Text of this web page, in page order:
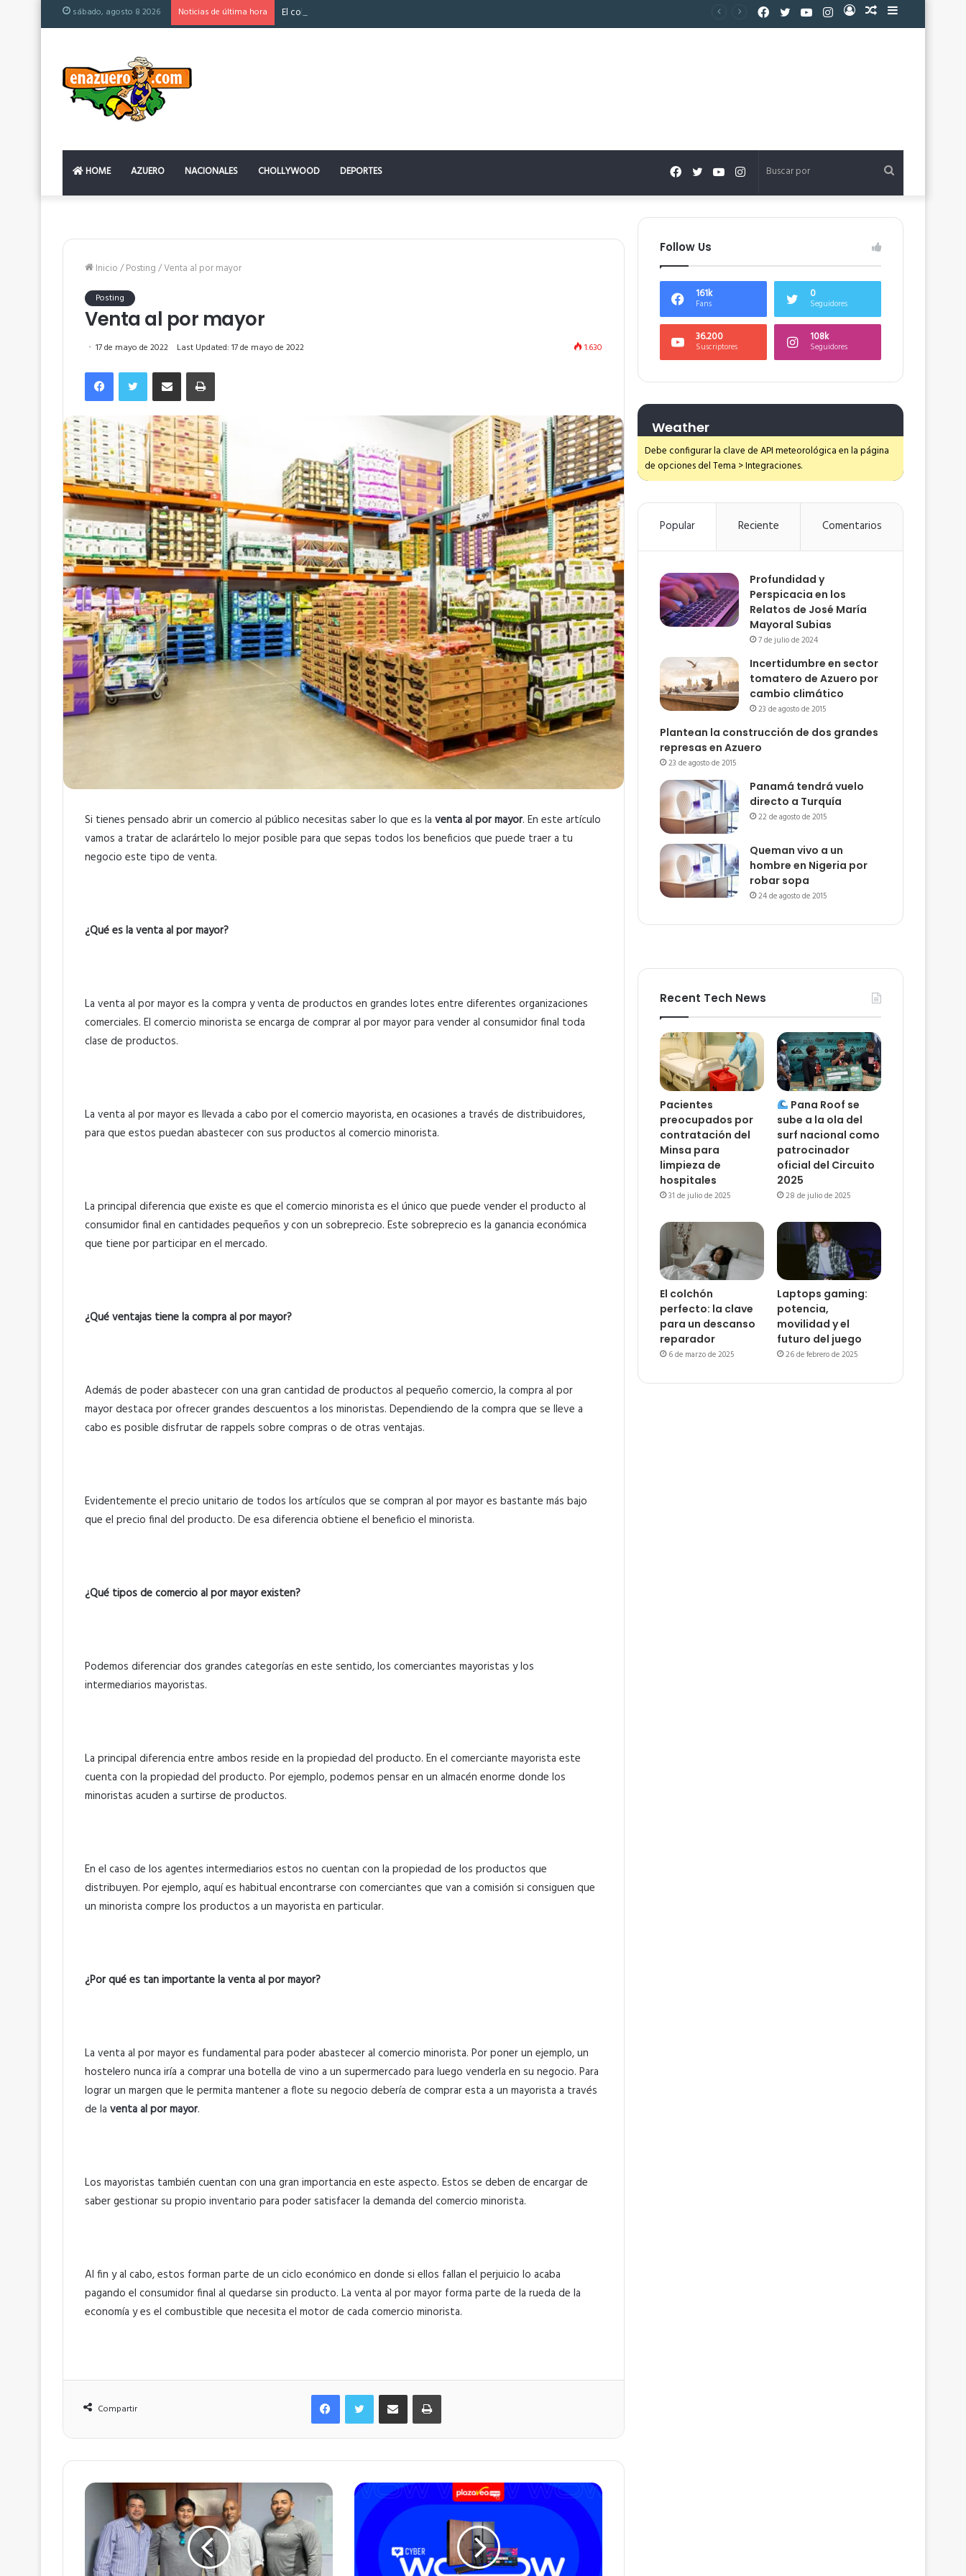
sábado, agosto 8 2026 Noticias de última hora El colchón perfecto: la clave para un descanso reparador
Barra
Publicación
Acceso
Instagram
YouTube
Twitter
Facebook
HOME AZUERO NACIONALES CHOLLYWOOD DEPORTES Buscar
por
Instagram
YouTube
Twitter
Facebook
Inicio/Posting/Venta al por mayor
Posting
Venta al por mayor
17 de mayo de 2022 Last Updated: 17 de mayo de 2022 1.630
FacebookTwitter Compartir por correo electrónicoImprimir
Si tienes pensado abrir un comercio al público necesitas saber lo que es la venta al por mayor. En este artículo
vamos a tratar de aclarártelo lo mejor posible para que sepas todos los beneficios que puede traer a tu
negocio este tipo de venta.
¿Qué es la venta al por mayor?
La venta al por mayor es la compra y venta de productos en grandes lotes entre diferentes organizaciones
comerciales. El comercio minorista se encarga de comprar al por mayor para vender al consumidor final toda
clase de productos.
La venta al por mayor es llevada a cabo por el comercio mayorista, en ocasiones a través de distribuidores,
para que estos puedan abastecer con sus productos al comercio minorista.
La principal diferencia que existe es que el comercio minorista es el único que puede vender el producto al
consumidor final en cantidades pequeños y con un sobreprecio. Este sobreprecio es la ganancia económica
que tiene por participar en el mercado.
¿Qué ventajas tiene la compra al por mayor?
Además de poder abastecer con una gran cantidad de productos al pequeño comercio, la compra al por
mayor destaca por ofrecer grandes descuentos a los minoristas. Dependiendo de la compra que se lleve a
cabo es posible disfrutar de rappels sobre compras o de otras ventajas.
Evidentemente el precio unitario de todos los artículos que se compran al por mayor es bastante más bajo
que el precio final del producto. De esa diferencia obtiene el beneficio el minorista.
¿Qué tipos de comercio al por mayor existen?
Podemos diferenciar dos grandes categorías en este sentido, los comerciantes mayoristas y los
intermediarios mayoristas.
La principal diferencia entre ambos reside en la propiedad del producto. En el comerciante mayorista este
cuenta con la propiedad del producto. Por ejemplo, podemos pensar en un almacén enorme donde los
minoristas acuden a surtirse de productos.
En el caso de los agentes intermediarios estos no cuentan con la propiedad de los productos que
distribuyen. Por ejemplo, aquí es habitual encontrarse con comerciantes que van a comisión si consiguen que
un minorista compre los productos a un mayorista en particular.
¿Por qué es tan importante la venta al por mayor?
La venta al por mayor es fundamental para poder abastecer al comercio minorista. Por poner un ejemplo, un
hostelero nunca iría a comprar una botella de vino a un supermercado para luego venderla en su negocio. Para
lograr un margen que le permita mantener a flote su negocio debería de comprar esta a un mayorista a través
de la venta al por mayor.
Los mayoristas también cuentan con una gran importancia en este aspecto. Estos se deben de encargar de
saber gestionar su propio inventario para poder satisfacer la demanda del comercio minorista.
Al fin y al cabo, estos forman parte de un ciclo económico en donde si ellos fallan el perjuicio lo acaba
pagando el consumidor final al quedarse sin producto. La venta al por mayor forma parte de la rueda de la
economía y es el combustible que necesita el motor de cada comercio minorista.
Compartir
FacebookTwitter Compartir por correo electrónicoImprimir
Follow Us
161k
Fans
0
Seguidores
36.200
Suscriptores
108k
Seguidores
Weather
Debe configurar la clave de API meteorológica en la página
de opciones del Tema > Integraciones.
Popular Reciente Comentarios
Profundidad y
Perspicacia en los
Relatos de José María
Mayoral Subias
7 de julio de 2024
Incertidumbre en sector
tomatero de Azuero por
cambio climático
23 de agosto de 2015
Plantean la construcción de dos grandes
represas en Azuero
23 de agosto de 2015
Panamá tendrá vuelo
directo a Turquía
22 de agosto de 2015
Queman vivo a un
hombre en Nigeria por
robar sopa
24 de agosto de 2015
Recent Tech News
Pacientes
preocupados por
contratación del
Minsa para
limpieza de
hospitales
31 de julio de 2025
Pana Roof se
sube a la ola del
surf nacional como
patrocinador
oficial del Circuito
2025
28 de julio de 2025
El colchón
perfecto: la clave
para un descanso
reparador
6 de marzo de 2025
Laptops gaming:
potencia,
movilidad y el
futuro del juego
26 de febrero de 2025